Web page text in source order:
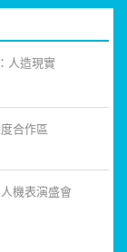
人造現實
合作區
人機表演盛會